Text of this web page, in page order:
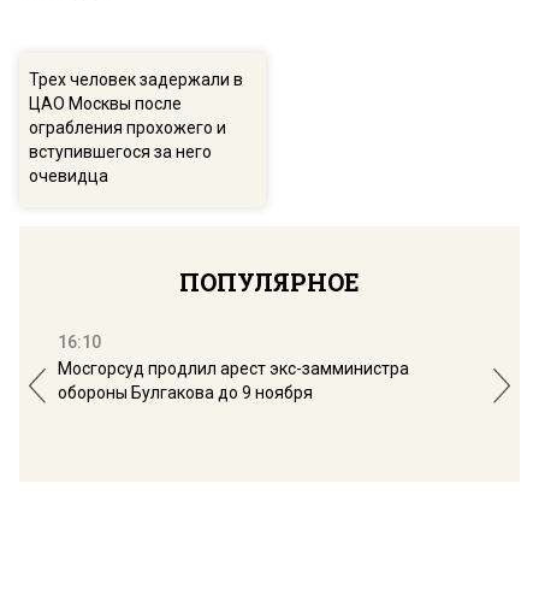
Трех человек задержали в
ЦАО Москвы после
ограбления прохожего и
вступившегося за него
очевидца
ПОПУЛЯРНОЕ
16:10
Мосгорсуд продлил арест экс-замминистра
обороны Булгакова до 9 ноября